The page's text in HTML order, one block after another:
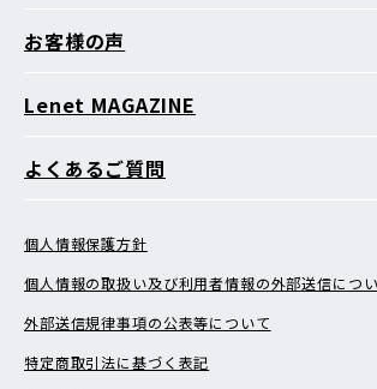
お客様の声
Lenet MAGAZINE
よくあるご質問
個人情報保護方針
個人情報の取扱い及び利用者情報の外部送信につ
外部送信規律事項の公表等について
特定商取引法に基づく表記